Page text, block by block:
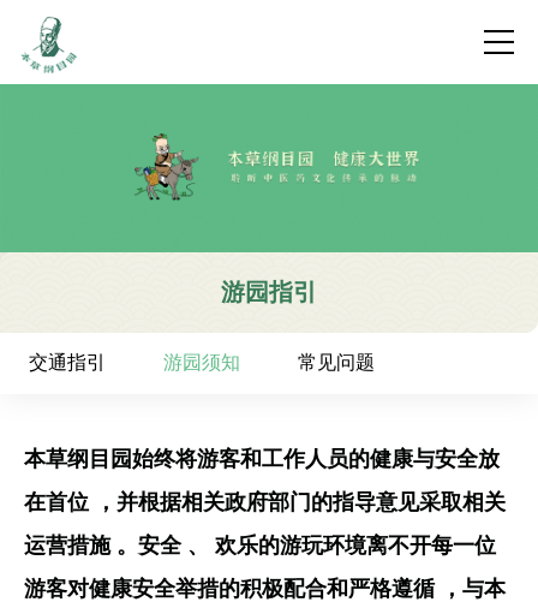
游园指引
交通指引 游园须知 常见问题
本草纲目园始终将游客和工作人员的健康与安全放
在首位 ，并根据相关政府部门的指导意见采取相关
运营措施 。安全 、 欢乐的游玩环境离不开每一位
游客对健康安全举措的积极配合和严格遵循 ，与本